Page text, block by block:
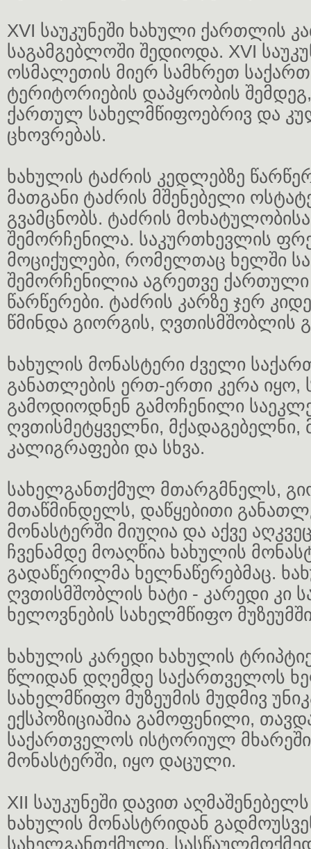
XVI საუკუნეში ხახული ქართლის
საგამგებლოში შედიოდა. XVI
ოსმალეთის მიერ სამხრეთ
ტერიტორიების დაპყრობის
ქართულ სახელმწიფოებრივ და
ცხოვრებას.
ხახულის ტაძრის კედლებზე
მათგანი ტაძრის მშენებელი
გვამცნობს. ტაძრის
შემორჩენილა. საკურთხევლის
მოციქულები, რომელთაც ხელში
შემორჩენილია აგრეთვე
წარწერები. ტაძრის კარზე ჯერ
წმინდა გიორგის, ღვთისმშობლის
ხახულის მონასტერი ძველი
განათლების ერთ-ერთი კერა იყო,
გამოდიოდნენ გამოჩენილი
ღვთისმეტყველნი,
კალიგრაფები და სხვა.
სახელგანთქმულ მთარგმნელს,
მთაწმინდელს, დაწყებითი
მონასტერში მიუღია და აქვე
ჩვენამდე მოაღწია ხახულის
გადაწერილმა ხელნაწერებმაც.
ღვთისმშობლის ხატი - კარედი კი
ხელოვნების სახელმწიფო მუზეუმში
ხახულის კარედი ხახულის
წლიდან დღემდე საქართველოს
სახელმწიფო მუზეუმის მუდმივ
ექსპოზიციაშია გამოფენილი,
საქართველოს ისტორიულ
მონასტერში, იყო დაცული.
XII საუკუნეში დავით
ხახულის მონასტრიდან
სახელგანთქმული,